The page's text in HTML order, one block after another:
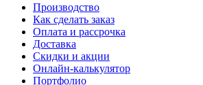
Производство
Как сделать заказ
Оплата и рассрочка
Доставка
Скидки и акции
Онлайн-калькулятор
Портфолио